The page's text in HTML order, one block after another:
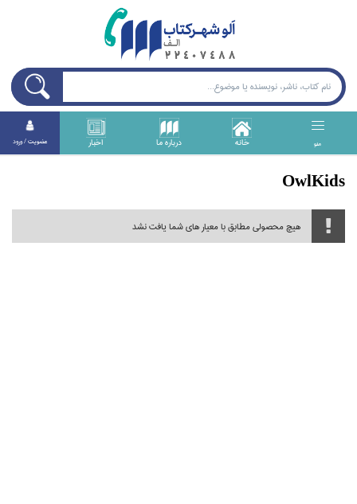
منو خانه درباره ما اخبار عضويت / ورود
OwlKids
هیچ محصولی مطابق با معیار های شما یافت نشد